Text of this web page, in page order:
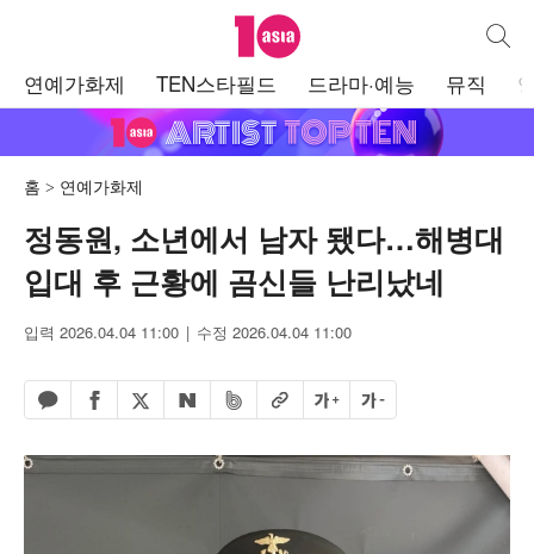
텐아시아 통합
연예가화제 TEN스타필드 드라마·예능 뮤직
홈 연예가화제
정동원, 소년에서 남자 됐다…해병대
입대 후 근황에 곰신들 난리났네
입력 2026.04.04 11:00 수정 2026.04.04 11:00
카카오톡 공유하기
페이스북 공유하기
엑스 공유하기
네이버 공유하기
밴드 공유하기
URL복사글자 크게글자 작게